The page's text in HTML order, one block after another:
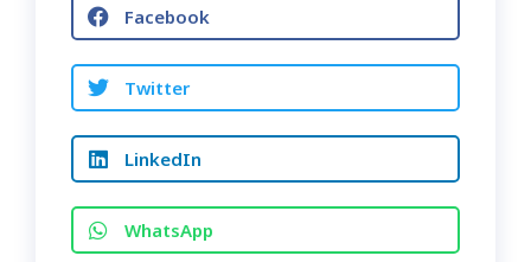
Facebook
Twitter
LinkedIn
WhatsApp